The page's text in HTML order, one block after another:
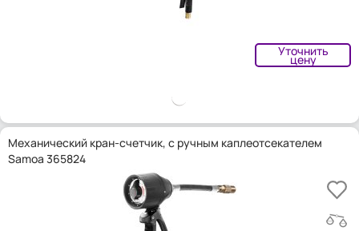
Уточнить
цену
Механический кран-счетчик, с ручным каплеотсекателем
Samoa 365824